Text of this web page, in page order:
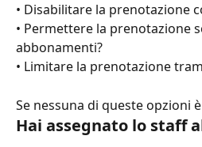
• Disabilitare la prenotazione
• Permettere la prenotazione
abbonamenti?
• Limitare la prenotazione
Se nessuna di queste opzioni
Hai assegnato lo staff